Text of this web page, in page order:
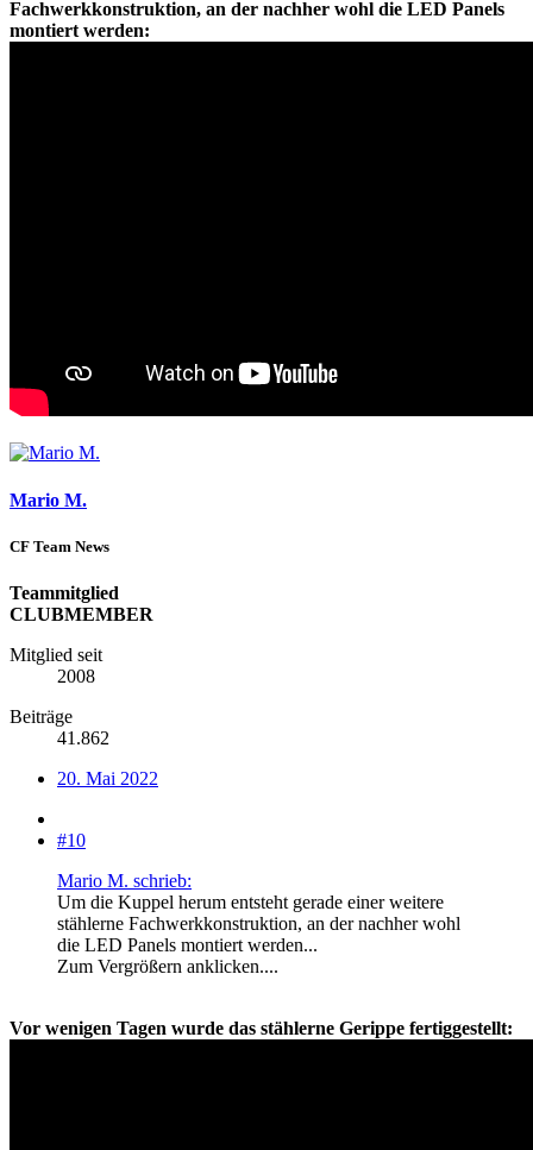
Fachwerkkonstruktion, an der nachher wohl die LED Panels
montiert werden:
Mario M.
CF Team News
Teammitglied
CLUBMEMBER
Mitglied seit
2008
Beiträge
41.862
20. Mai 2022
#10
Mario M. schrieb:
Um die Kuppel herum entsteht gerade einer weitere
stählerne Fachwerkkonstruktion, an der nachher wohl
die LED Panels montiert werden...
Zum Vergrößern anklicken....
Vor wenigen Tagen wurde das stählerne Gerippe fertiggestellt: